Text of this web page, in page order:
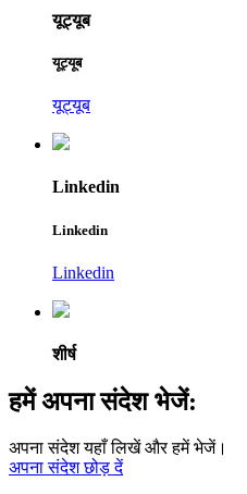
यूट्यूब
यूट्यूब
यूट्यूब
Linkedin
Linkedin
Linkedin
शीर्ष
हमें अपना संदेश भेजें:
अपना संदेश यहाँ लिखें और हमें भेजें।
अपना संदेश छोड़ दें